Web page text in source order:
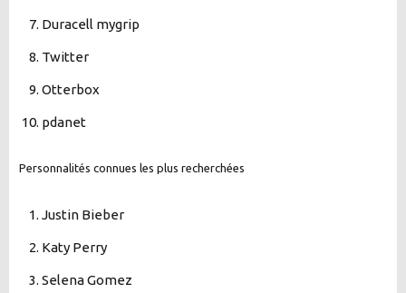
Duracell mygrip
Twitter
Otterbox
pdanet
Personnalités connues les plus recherchées
Justin Bieber
Katy Perry
Selena Gomez